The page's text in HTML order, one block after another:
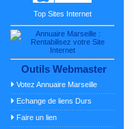
Top Sites Internet
Outils Webmaster
Votez Annuaire Marseille
Echange de liens Durs
Faire un lien